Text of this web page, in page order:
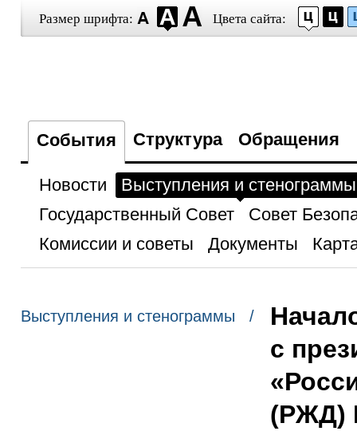
Размер шрифта: Цвета сайта:
События Структура Обращения
Новости
Выступления и стенограммы
Государственный Совет
Совет
Комиссии и советы
Документы
Выступления и стенограммы /
с
(РЖД)